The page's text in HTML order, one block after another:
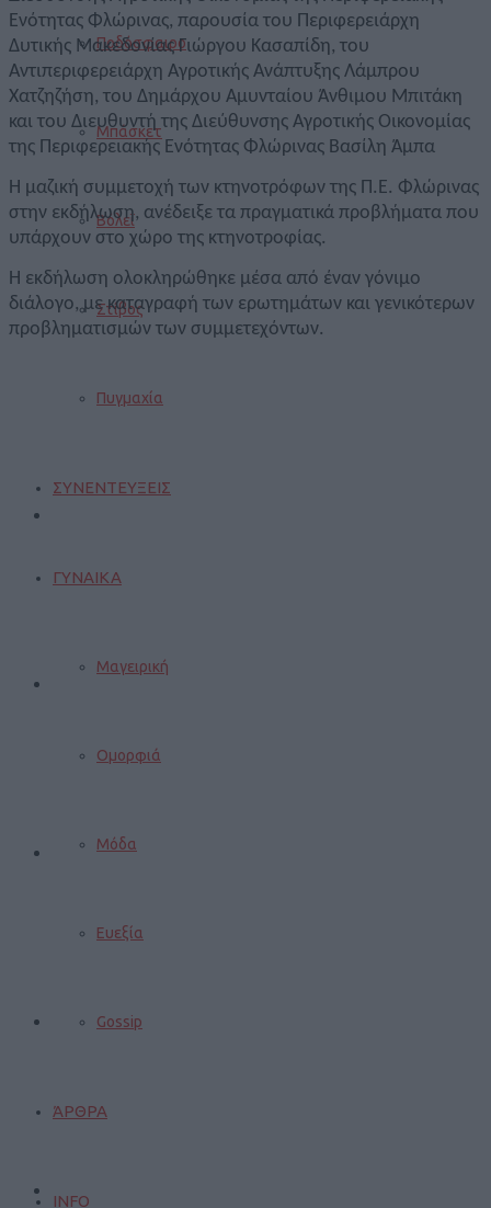
Ποδόσφαιρο
Μπάσκετ
Βόλεϊ
Στίβος
Πυγμαχία
ΣΥΝΕΝΤΕΥΞΕΙΣ
ΓΥΝΑΙΚΑ
Μαγειρική
Ομορφιά
Μόδα
Ευεξία
Gossip
ΆΡΘΡΑ
INFO
Ενότητας Φλώρινας, παρουσία του Περιφερειάρχη
Δυτικής Μακεδονίας Γιώργου Κασαπίδη, του
Αντιπεριφερειάρχη Αγροτικής Ανάπτυξης Λάμπρου
Χατζηζήση, του Δημάρχου Αμυνταίου Άνθιμου Μπιτάκη
και του Διευθυντή της Διεύθυνσης Αγροτικής Οικονομίας
της Περιφερειακής Ενότητας Φλώρινας Βασίλη Άμπα
Η μαζική συμμετοχή των κτηνοτρόφων της Π.Ε. Φλώρινας
στην εκδήλωση, ανέδειξε τα πραγματικά προβλήματα που
υπάρχουν στο χώρο της κτηνοτροφίας.
Η εκδήλωση ολοκληρώθηκε μέσα από έναν γόνιμο
διάλογο, με καταγραφή των ερωτημάτων και γενικότερων
προβληματισμών των συμμετεχόντων.